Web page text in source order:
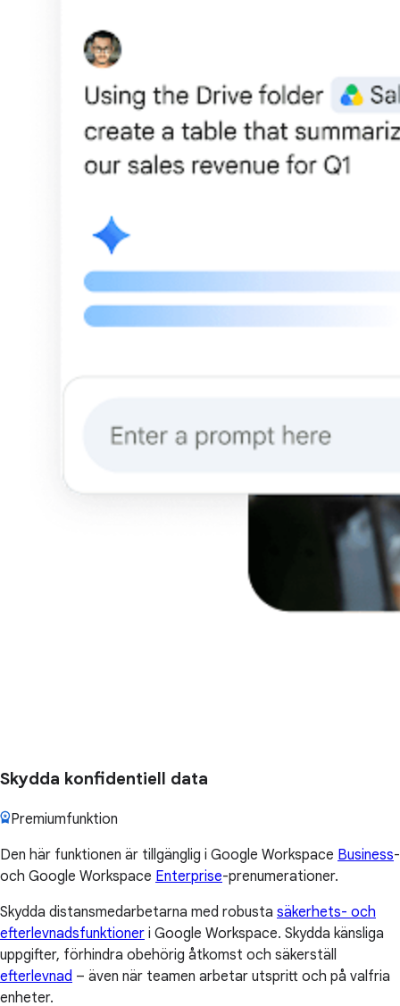
Skydda konfidentiell data
Premiumfunktion
Den här funktionen är tillgänglig i Google Workspace Business-
och Google Workspace Enterprise-prenumerationer.
Skydda distansmedarbetarna med robusta säkerhets- och
efterlevnadsfunktioner i Google Workspace. Skydda känsliga
uppgifter, förhindra obehörig åtkomst och säkerställ
efterlevnad – även när teamen arbetar utspritt och på valfria
enheter.